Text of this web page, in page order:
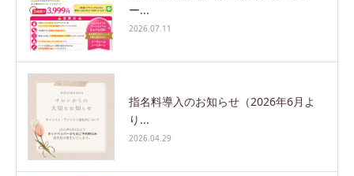
ー...
2026.07.11
指名料導入のお知らせ（2026年6月よ
り...
2026.04.29